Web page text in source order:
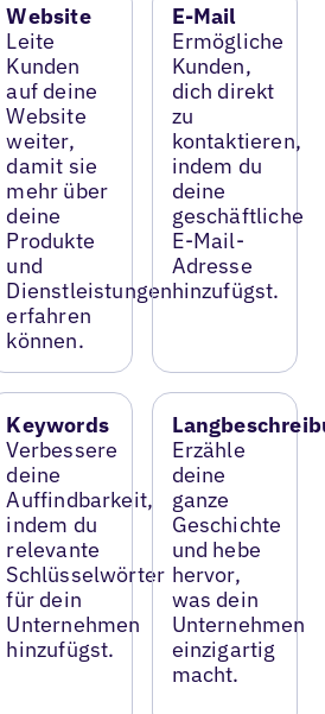
Website
Leite
Kunden
auf deine
Website
weiter,
damit sie
mehr über
deine
Produkte
und
Dienstleistungen
erfahren
können.
E-Mail
Ermögliche
Kunden,
dich direkt
zu
kontaktieren,
indem du
deine
geschäftliche
E-Mail-
Adresse
hinzufügst.
Keywords
Verbessere
deine
Auffindbarkeit,
indem du
relevante
Schlüsselwörter
für dein
Unternehmen
hinzufügst.
Erzähle
deine
ganze
Geschichte
und hebe
hervor,
was dein
Unternehmen
einzigartig
macht.